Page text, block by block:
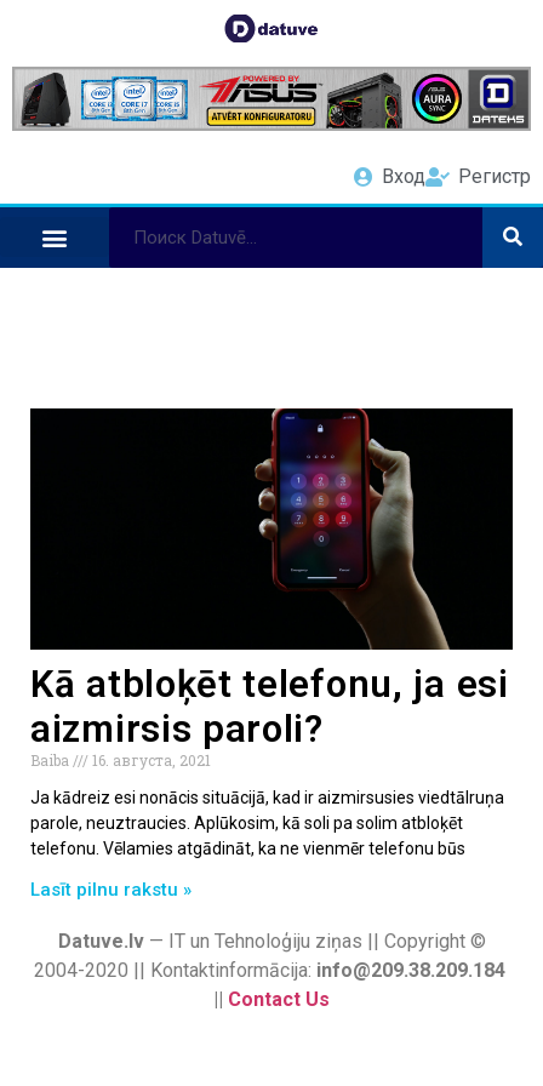
Вход Регистр
Kā atbloķēt telefonu, ja esi
aizmirsis paroli?
Baiba
16. августа, 2021
Ja kādreiz esi nonācis situācijā, kad ir aizmirsusies viedtālruņa
parole, neuztraucies. Aplūkosim, kā soli pa solim atbloķēt
telefonu. Vēlamies atgādināt, ka ne vienmēr telefonu būs
Lasīt pilnu rakstu »
Datuve.lv— IT un Tehnoloģiju ziņas || Copyright ©
2004-2020 || Kontaktinformācija: info@209.38.209.184
|| Contact Us